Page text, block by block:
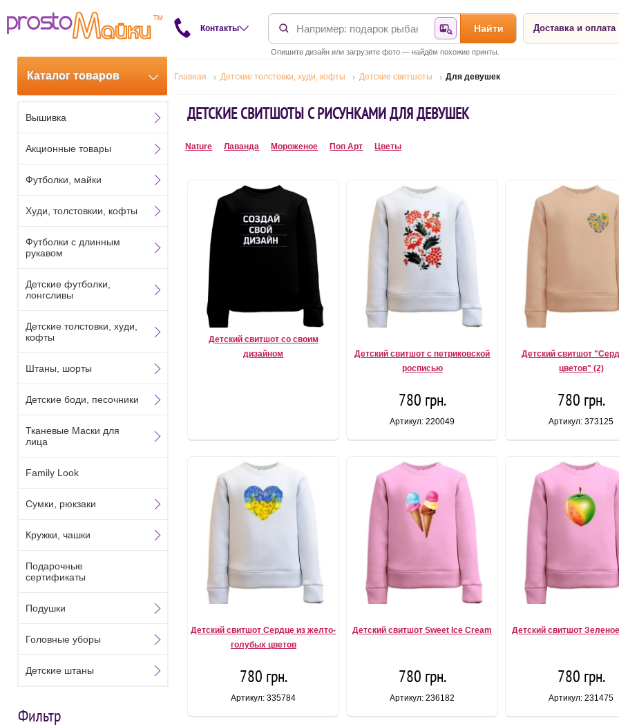
Контакты Найти по фотографии
Найти
Опишите дизайн или загрузите фото — найдём похожие принты.
Доставка и оплата
Каталог товаров Главная Детские толстовки, худи, кофты Детские свитшоты Для девушек
ДЕТСКИЕ СВИТШОТЫ С РИСУНКАМИ ДЛЯ ДЕВУШЕК
Nature Лаванда Мороженое Поп Арт Цветы
Детский свитшот со своим
дизайном
Детский свитшот с петриковской
росписью
780 грн.
Артикул: 220049
Детский свитшот
цветов" (2)
780 грн.
Артикул: 373125
Детский свитшот Сердце из желто-
голубых цветов
780 грн.
Артикул: 335784
Детский свитшот Sweet Ice Cream
780 грн.
Артикул: 236182
Детский свитшот
780 грн.
Артикул: 231475
Вышивка
Акционные товары
Футболки, майки
Худи, толстовкии, кофты
Футболки с длинным
рукавом
Детские футболки,
лонгсливы
Детские толстовки, худи,
кофты
Штаны, шорты
Детские боди, песочники
Тканевые Маски для
лица
Family Look
Сумки, рюкзаки
Кружки, чашки
Подарочные
сертификаты
Подушки
Головные уборы
Детские штаны
Фильтр